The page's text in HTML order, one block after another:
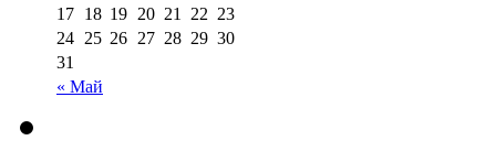
« Май
17 18 19 20 21 22 23
24 25 26 27 28 29 30
31